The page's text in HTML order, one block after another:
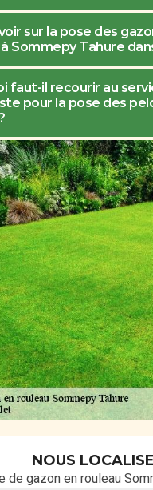
sur la pose des
Sommepy Tahure
faut-il recourir au
pour la pose des
NOUS
de gazon en rouleau